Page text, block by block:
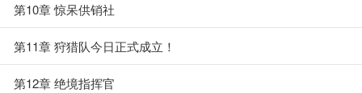
第10章 惊呆供销社
第11章 狩猎队今日正式成立！
第12章 绝境指挥官